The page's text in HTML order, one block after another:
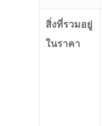
สิ่งที่รวมอยู่
ในราคา